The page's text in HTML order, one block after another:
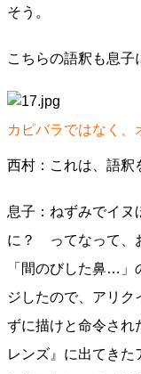
そう。
こちらの語釈も息子
カピバラではなく、
西村：これは、語釈
息子：ねずみでイヌ
に？ ってなって、
「間のびした鼻…」
ジしたので、アリ
ずに描けと命令され
レンズ』に出てき